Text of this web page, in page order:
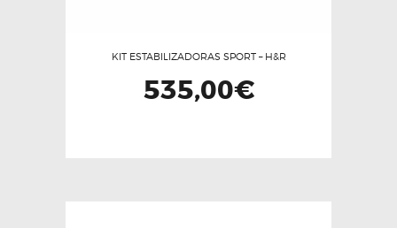
KIT ESTABILIZADORAS SPORT – H&R
535,00€